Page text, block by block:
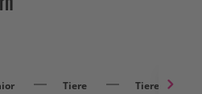
Tiere Tieren helfen